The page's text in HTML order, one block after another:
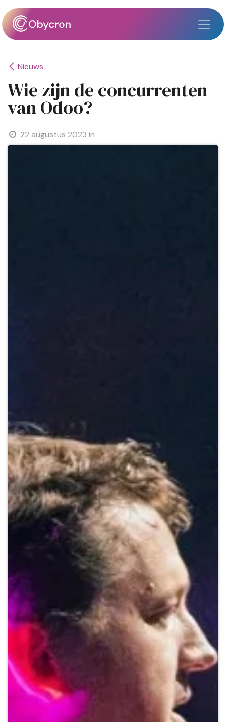
Overslaan naar inhoud
Nieuws
Wie zijn de concurrenten
van Odoo?
22 augustus 2023 in